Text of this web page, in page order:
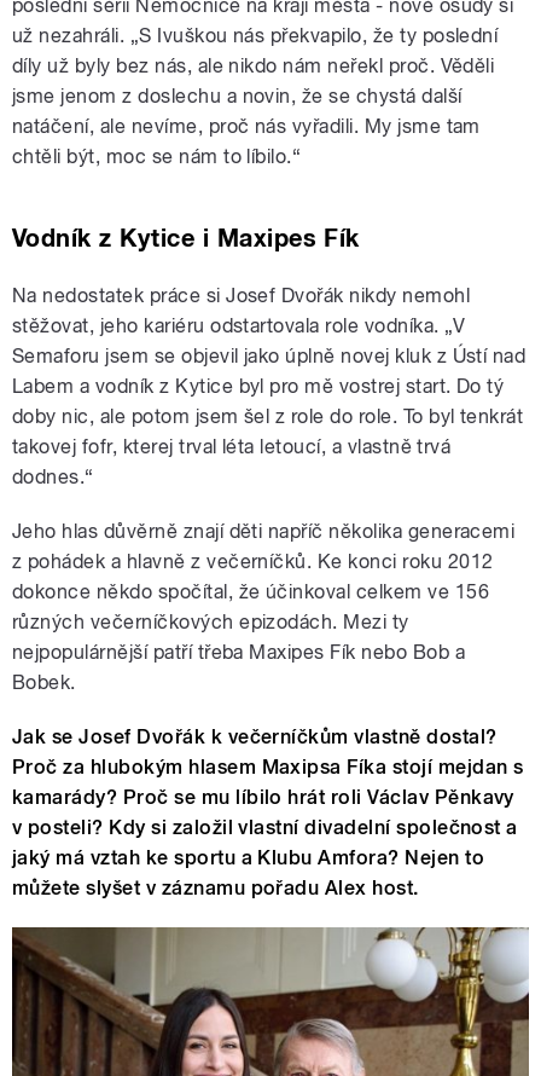
poslední sérii Nemocnice na kraji města - nové osudy si
už nezahráli. „S Ivuškou nás překvapilo, že ty poslední
díly už byly bez nás, ale nikdo nám neřekl proč. Věděli
jsme jenom z doslechu a novin, že se chystá další
natáčení, ale nevíme, proč nás vyřadili. My jsme tam
chtěli být, moc se nám to líbilo.“
Vodník z Kytice i Maxipes Fík
Na nedostatek práce si Josef Dvořák nikdy nemohl
stěžovat, jeho kariéru odstartovala role vodníka. „V
Semaforu jsem se objevil jako úplně novej kluk z Ústí nad
Labem a vodník z Kytice byl pro mě vostrej start. Do tý
doby nic, ale potom jsem šel z role do role. To byl tenkrát
takovej fofr, kterej trval léta letoucí, a vlastně trvá
dodnes.“
Jeho hlas důvěrně znají děti napříč několika generacemi
z pohádek a hlavně z večerníčků. Ke konci roku 2012
dokonce někdo spočítal, že účinkoval celkem ve 156
různých večerníčkových epizodách. Mezi ty
nejpopulárnější patří třeba Maxipes Fík nebo Bob a
Bobek.
Jak se Josef Dvořák k večerníčkům vlastně dostal?
Proč za hlubokým hlasem Maxipsa Fíka stojí mejdan s
kamarády? Proč se mu líbilo hrát roli Václav Pěnkavy
v posteli? Kdy si založil vlastní divadelní společnost a
jaký má vztah ke sportu a Klubu Amfora? Nejen to
můžete slyšet v záznamu pořadu Alex host.